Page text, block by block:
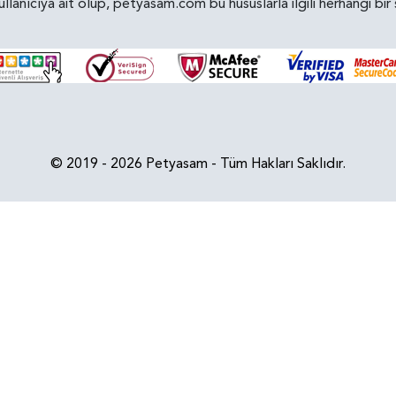
© 2019 - 2026 Petyasam - Tüm Hakları Saklıdır.